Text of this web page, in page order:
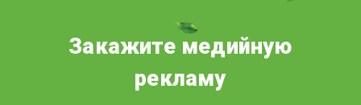
Закажите медийную
рекламу